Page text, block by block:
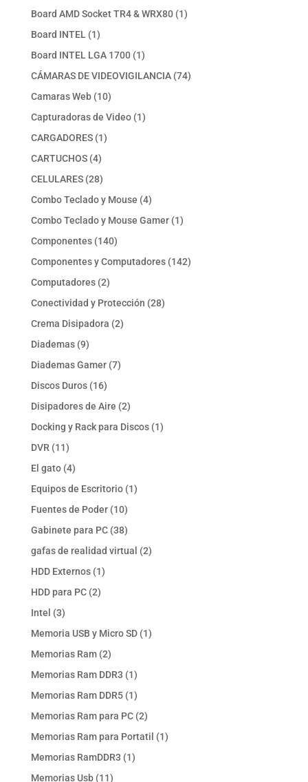
productos
Board AMD Socket TR4 & WRX80 11
Board INTEL 11
producto
Board INTEL LGA 1700 11
producto
CÁMARAS DE VIDEOVIGILANCIA 7474
Camaras Web 1010
productos
Capturadoras de Video 11
CARGADORES 11
CARTUCHOS 44
productos
CELULARES 2828
productos
Combo Teclado y Mouse 44
productos
Combo Teclado y Mouse Gamer 11
Componentes 140140
productos
Componentes y Computadores 142142
Computadores 22
productos
Conectividad y Protección 2828
Crema Disipadora 22
Diademas 99
productos
Diademas Gamer 77
Discos Duros 1616
productos
Disipadores de Aire 22
productos
Docking y Rack para Discos 11
DVR 1111
productos
El gato 44
productos
Equipos de Escritorio 11
Fuentes de Poder 1010
productos
Gabinete para PC 3838
productos
gafas de realidad virtual 22
HDD Externos 11
HDD para PC 22
Intel 33
productos
Memoria USB y Micro SD 11
Memorias Ram 22
productos
Memorias Ram DDR3 11
producto
Memorias Ram DDR5 11
producto
Memorias Ram para PC 22
productos
Memorias Ram para Portatil 11
Memorias RamDDR3 11
Memorias Usb 1111